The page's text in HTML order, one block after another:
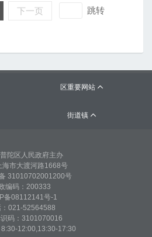
下一页 跳转
区重要网站 
街道镇 
普陀区人民政府主办
海市大渡河路1668号
31010702001200号
编码：200333
备08112141号-1
：021-52564588
识码：3101070016
12:00,13:30-17:30